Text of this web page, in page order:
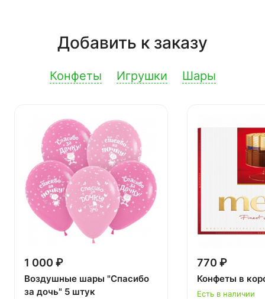
Добавить к заказу
Конфеты Игрушки Шары
1 000 ₽
Воздушные шары "Спасибо
за дочь" 5 штук
770 ₽
Конфеты в
Есть в наличии